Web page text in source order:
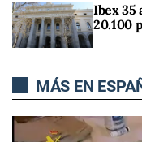
Ibex 35
20.100
MÁS EN